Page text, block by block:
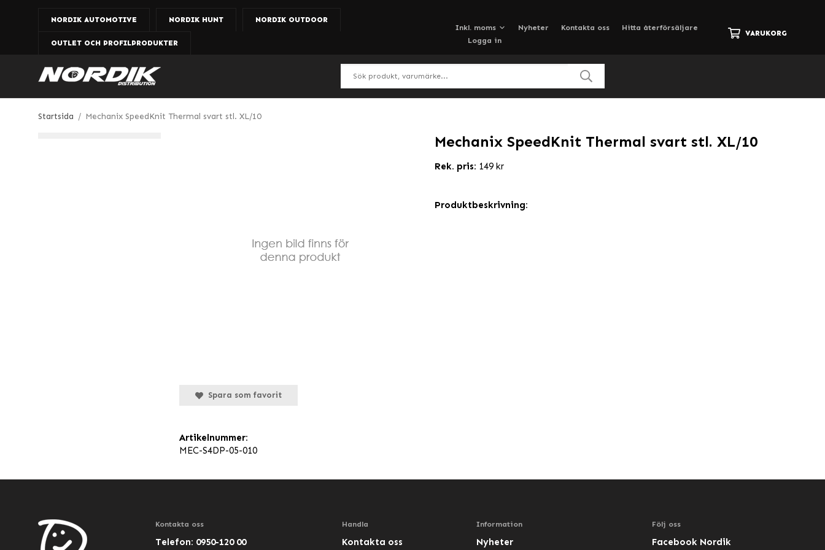
NORDIK AUTOMOTIVE NORDIK HUNT NORDIK OUTDOOR
OUTLET OCH PROFILPRODUKTER
Nyheter Kontakta oss
Hitta återförsäljare
Logga in
VARUKORG
Startsida / Mechanix SpeedKnit Thermal svart stl. XL/10
Mechanix SpeedKnit Thermal svart stl. XL/10
Rek. pris: 149 kr
Produktbeskrivning:
Spara som favorit
Artikelnummer:
MEC-S4DP-05-010
Kontakta oss
Telefon: 0950-120 00
Handla
Kontakta oss
Information
Nyheter
Följ oss
Facebook Nordik